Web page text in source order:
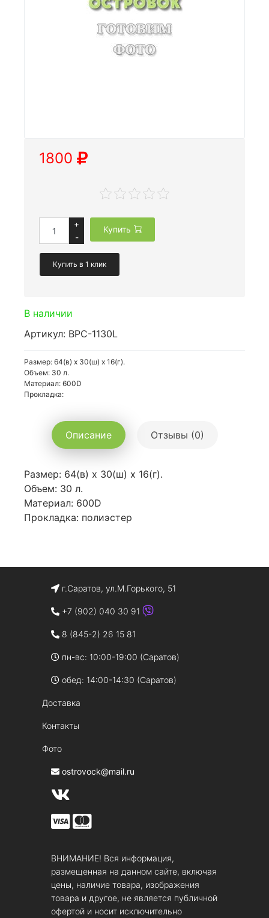
1800
+
-
Купить
Купить в 1 клик
В наличии
Артикул: BPC-1130L
Размер: 64(в) х 30(ш) х 16(г).
Объем: 30 л.
Материал: 600D
Прокладка:
Описание Отзывы (0)
Размер: 64(в) х 30(ш) х 16(г).
Объем: 30 л.
Материал: 600D
Прокладка: полиэстер
г.Саратов, ул.М.Горького, 51
+7 (902) 040 30 91
8 (845-2) 26 15 81
пн-вс: 10:00-19:00 (Саратов)
обед: 14:00-14:30 (Саратов)
Доставка
Контакты
Фото
ostrovock@mail.ru
ВНИМАНИЕ! Вся информация,
размещенная на данном сайте, включая
цены, наличие товара, изображения
товара и другое, не является публичной
офертой и носит исключительно